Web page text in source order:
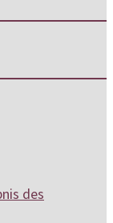
des